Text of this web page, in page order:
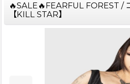
🔥SALE🔥FEARFUL FOREST /
【KILL STAR】